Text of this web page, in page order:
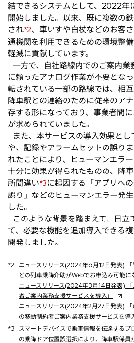
結できるシステムとして、2022年
開始しました。以来、既に複数の
され*2、車いすや白杖などのお客
通機関を利用できるための環境整
軽減に貢献しています。
一方で、自社路線内でのご案内業
に頼ったアナログ作業が不要とな
転されている一部の路線では、相
降車駅との連絡のために従来のア
存する形になっており、事業者間
が求められていました。
また、本サービスの導入効果とし
や、記録やアラームセットの誤り
れたことにより、ヒューマンエラ
十分に効果が得られたものの、降
所間違い*3に起因する「アプリへ
誤り」などのヒューマンエラー発
した。
このような背景を踏まえて、日立
て、必要な機能を追加導入できる
開発しました。
*2
ニュースリリース(2024年6月12日発表) 「
どの列車乗降介助がWebでお申込み可能に
ニュースリリース(2024年3月14日発表)
者ご案内業務支援サービスを導入」
新
し
い
タ
ブ
ニュースリリース(2024年2月27日発表) 「
の移動制約者ご案内業務支援サービスを導
*3
スマートデバイスで乗車情報を伝達するプ
の乗降ドア位置誤選択により、降車駅係員